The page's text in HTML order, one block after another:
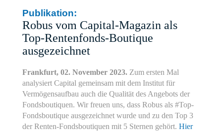
Publikation:
Robus vom Capital-Magazin als
Top-Rentenfonds-Boutique
ausgezeichnet
Frankfurt, 02. November 2023. Zum ersten Mal
analysiert Capital gemeinsam mit dem Institut für
Vermögensaufbau auch die Qualität des Angebots der
Fondsboutiquen. Wir freuen uns, dass Robus als #Top-
Fondsboutique ausgezeichnet wurde und zu den Top 3
der Renten-Fondsboutiquen mit 5 Sternen gehört. Hier